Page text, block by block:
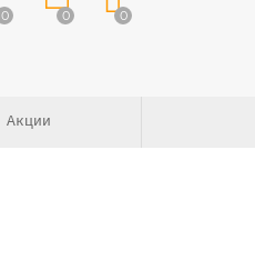
0 0 0
Акции